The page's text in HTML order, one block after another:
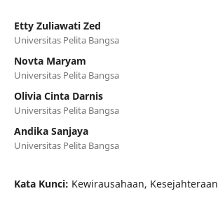
Etty Zuliawati Zed
Universitas Pelita Bangsa
Novta Maryam
Universitas Pelita Bangsa
Olivia Cinta Darnis
Universitas Pelita Bangsa
Andika Sanjaya
Universitas Pelita Bangsa
Kata Kunci: Kewirausahaan, Kesejahteraan